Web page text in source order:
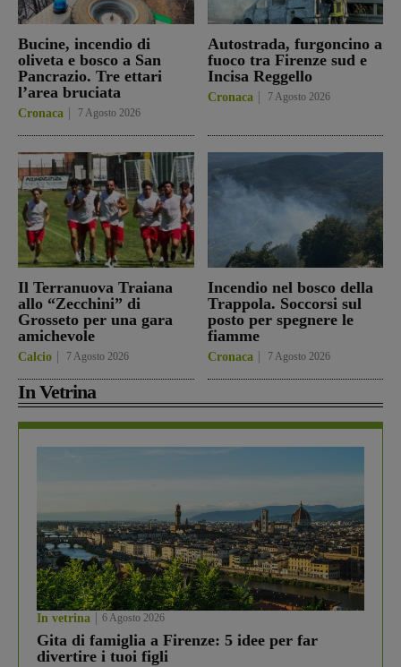
Bucine, incendio di
oliveta e bosco a San
Pancrazio. Tre ettari
l’area bruciata
Cronaca 7 Agosto 2026
Autostrada, furgoncino a
fuoco tra Firenze sud e
Incisa Reggello
Cronaca 7 Agosto 2026
Il Terranuova Traiana
allo “Zecchini” di
Grosseto per una gara
amichevole
Calcio 7 Agosto 2026
Incendio nel bosco della
Trappola. Soccorsi sul
posto per spegnere le
fiamme
Cronaca 7 Agosto 2026
In Vetrina
In vetrina 6 Agosto 2026
Gita di famiglia a Firenze: 5 idee per far
divertire i tuoi figli